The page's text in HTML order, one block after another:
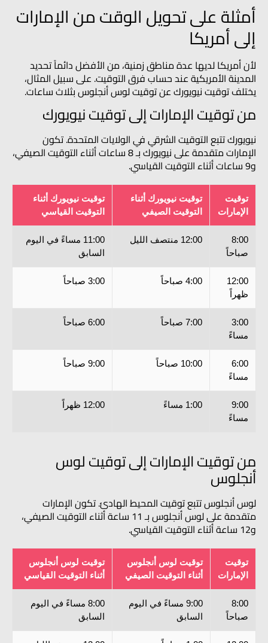
أمثلة على تحويل الوقت من الإمارات
إلى أمريكا
لأن أمريكا لديها عدة مناطق زمنية، من الأفضل دائماً تحديد
المدينة الأمريكية عند حساب فرق التوقيت. على سبيل المثال،
يختلف توقيت نيويورك عن توقيت لوس أنجلوس بثلاث ساعات.
من توقيت الإمارات إلى توقيت نيويورك
نيويورك تتبع التوقيت الشرقي في الولايات المتحدة. تكون
الإمارات متقدمة على نيويورك بـ 8 ساعات أثناء التوقيت الصيفي،
و9 ساعات أثناء التوقيت القياسي.
توقيت
الإمارات
توقيت نيويورك أثناء
التوقيت الصيفي
توقيت نيويورك أثناء
التوقيت القياسي
8:00
صباحاً
12:00 منتصف الليل
11:00 مساءً في اليوم
السابق
12:00
ظهراً
4:00 صباحاً 3:00 صباحاً
3:00
مساءً
7:00 صباحاً 6:00 صباحاً
6:00
مساءً
10:00 صباحاً 9:00 صباحاً
9:00
مساءً
1:00 مساءً 12:00 ظهراً
من توقيت الإمارات إلى توقيت لوس
أنجلوس
لوس أنجلوس تتبع توقيت المحيط الهادئ. تكون الإمارات
متقدمة على لوس أنجلوس بـ 11 ساعة أثناء التوقيت الصيفي،
و12 ساعة أثناء التوقيت القياسي.
توقيت
الإمارات
توقيت لوس أنجلوس
أثناء التوقيت الصيفي
توقيت لوس أنجلوس
أثناء التوقيت القياسي
8:00
صباحاً
9:00 مساءً في اليوم
السابق
8:00 مساءً في اليوم
السابق